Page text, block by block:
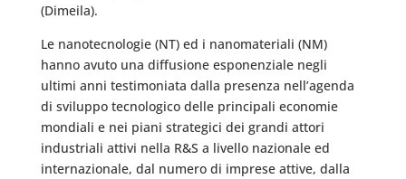
(Dimeila).
Le nanotecnologie (NT) ed i nanomateriali (NM)
hanno avuto una diffusione esponenziale negli
ultimi anni testimoniata dalla presenza nell’agenda
di sviluppo tecnologico delle principali economie
mondiali e nei piani strategici dei grandi attori
industriali attivi nella R&S a livello nazionale ed
internazionale, dal numero di imprese attive, dalla